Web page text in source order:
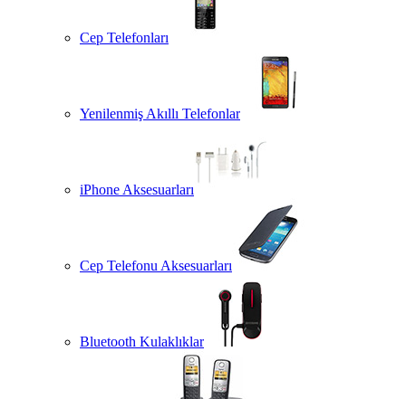
Cep Telefonları
Yenilenmiş Akıllı Telefonlar
iPhone Aksesuarları
Cep Telefonu Aksesuarları
Bluetooth Kulaklıklar